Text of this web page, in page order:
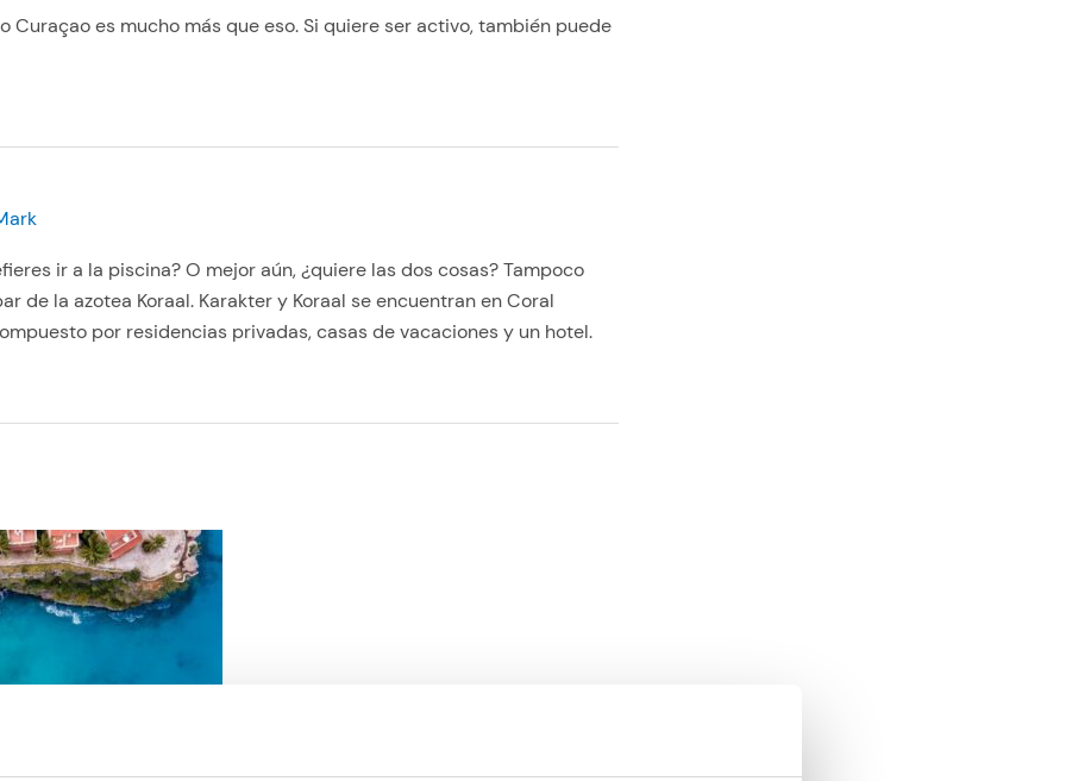
Curaçao es mucho más que eso. Si quiere ser activo, también puede
ir a la piscina? O mejor aún, ¿quiere las dos cosas? Tampoco
de la azotea Koraal. Karakter y Koraal se encuentran en Coral
por residencias privadas, casas de vacaciones y un hotel.